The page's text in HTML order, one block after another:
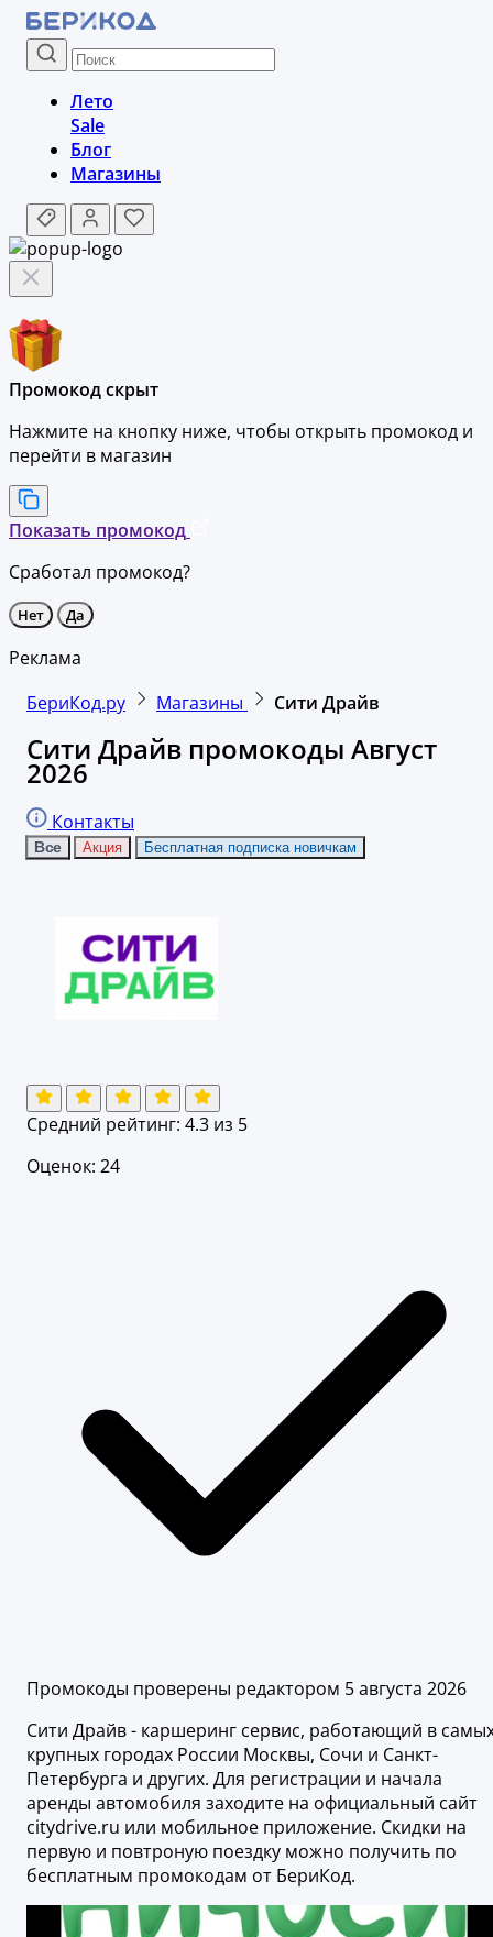
Лето
Sale
Блог
Магазины
Промокод скрыт
Нажмите на кнопку ниже, чтобы открыть промокод и
перейти в магазин
Показать промокод
Сработал промокод?
Нет Да
Реклама
БериКод.ру
Магазины Сити Драйв
Сити Драйв промокоды Август
2026
Контакты
Все Акция Бесплатная подписка новичкам
Средний рейтинг: 4.3 из 5
Оценок: 24
Промокоды проверены редактором 5 августа 2026
Сити Драйв - каршеринг сервис, работающий в
крупных городах России Москвы, Сочи и Санкт-
Петербурга и других. Для регистрации и начала
аренды автомобиля заходите на официальный сайт
citydrive.ru или мобильное приложение. Скидки на
первую и повтроную поездку можно получить по
бесплатным промокодам от БериКод.